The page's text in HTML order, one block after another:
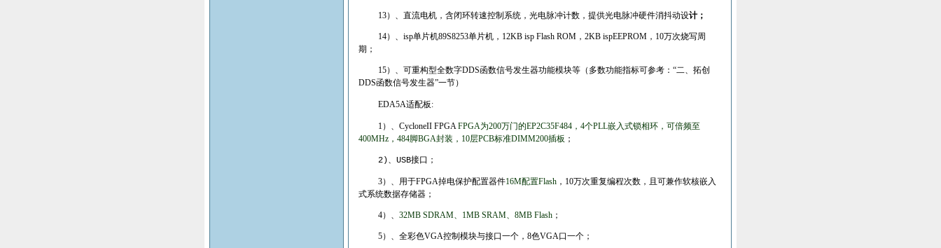
13）、直流电机，含闭环转速控制系统，光电脉冲计数，提供光电脉冲硬件消抖动设计；
14）、 isp单片机89S8253单片机， 12KB isp Flash ROM ， 2KB ispEEPROM ， 10万次烧写周
期；
15）、可重构型全数字DDS函数信号发生器功能模块等 （多数功能指标可参考：“二、拓创
DDS函数信号发生器”一节）
EDA5A适配板:
1）、 CycloneII FPGAFPGA为200万门的EP2C35F484 ， 4个PLL嵌入式锁相环，可倍频至
400MHz ， 484脚BGA封装， 10层PCB标准DIMM200插板 ；
2)、 USB接口；
3）、用于FPGA掉电保护配置器件16M配置Flash ， 10万次重复编程次数，且可兼作软核嵌入
式系统数据存储器；
4）、 32MB SDRAM、 1MB SRAM、 8MB Flash ；
5）、全彩色VGA控制模块与接口一个， 8色VGA口一个；